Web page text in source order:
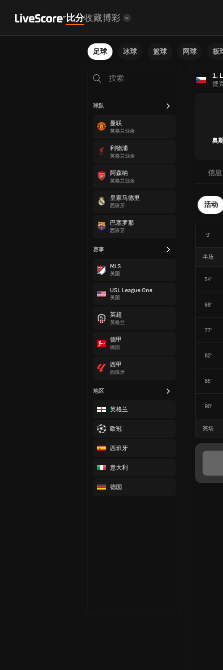
比分收藏博彩
足球 冰球 篮球 网球 板
球队
曼联
英格兰业余
利物浦
英格兰业余
阿森纳
英格兰业余
皇家马德里
西班牙
巴塞罗那
西班牙
赛事
MLS
美国
USL League One
美国
英超
英格兰
德甲
德国
西甲
西班牙
地区
英格兰
欧冠
西班牙
意大利
德国
1.
捷
奥
信息
活动
9'
半场
54'
68'
77'
82'
85'
90'
完场